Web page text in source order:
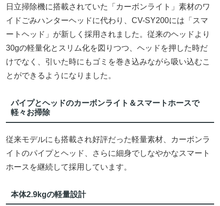
日立掃除機に搭載されていた「カーボンライト」素材のワ
イドごみハンターヘッドに代わり、CV-SY200には「スマ
ートヘッド」が新しく採用されました。従来のヘッドより
30gの軽量化とスリム化を図りつつ、ヘッドを押した時だ
けでなく、引いた時にもゴミを巻き込みながら吸い込むこ
とができるようになりました。
パイプとヘッドのカーボンライト＆スマートホースで
軽々お掃除
従来モデルにも搭載され好評だった軽量素材、カーボンラ
イトのパイプとヘッド、さらに細身でしなやかなスマート
ホースを継続して採用しています。
本体2.9kgの軽量設計